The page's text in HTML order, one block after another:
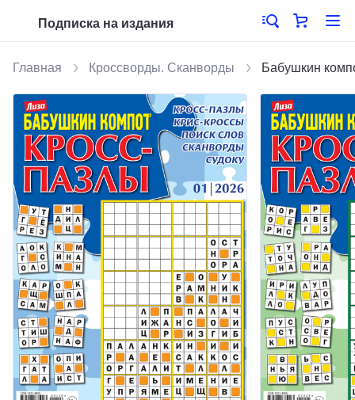
Подписка на издания
Главная Кроссворды. Сканворды Бабушкин